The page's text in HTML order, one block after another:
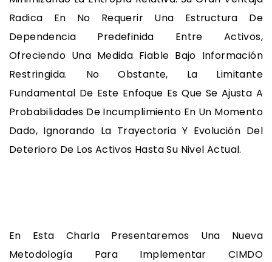
Radica En No Requerir Una Estructura De
Dependencia Predefinida Entre Activos,
Ofreciendo Una Medida Fiable Bajo Información
Restringida. No Obstante, La Limitante
Fundamental De Este Enfoque Es Que Se Ajusta A
Probabilidades De Incumplimiento En Un Momento
Dado, Ignorando La Trayectoria Y Evolución Del
Deterioro De Los Activos Hasta Su Nivel Actual.
En Esta Charla Presentaremos Una Nueva
Metodología Para Implementar CIMDO